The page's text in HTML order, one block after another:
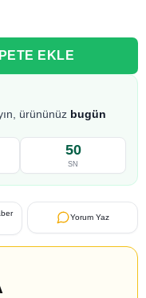
ürününüz bugün
49
SN
Yorum Yaz